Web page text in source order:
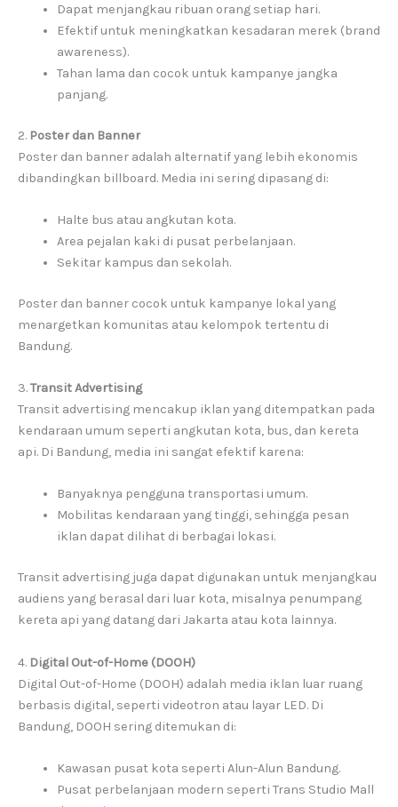
Dapat menjangkau ribuan orang setiap hari.
Efektif untuk meningkatkan kesadaran merek (brand
awareness).
Tahan lama dan cocok untuk kampanye jangka
panjang.
2. Poster dan Banner
Poster dan banner adalah alternatif yang lebih ekonomis
dibandingkan billboard. Media ini sering dipasang di:
Halte bus atau angkutan kota.
Area pejalan kaki di pusat perbelanjaan.
Sekitar kampus dan sekolah.
Poster dan banner cocok untuk kampanye lokal yang
menargetkan komunitas atau kelompok tertentu di
Bandung.
3.Transit Advertising
Transit advertising mencakup iklan yang ditempatkan pada
kendaraan umum seperti angkutan kota, bus, dan kereta
api. Di Bandung, media ini sangat efektif karena:
Banyaknya pengguna transportasi umum.
Mobilitas kendaraan yang tinggi, sehingga pesan
iklan dapat dilihat di berbagai lokasi.
Transit advertising juga dapat digunakan untuk menjangkau
audiens yang berasal dari luar kota, misalnya penumpang
kereta api yang datang dari Jakarta atau kota lainnya.
4. Digital Out-of-Home (DOOH)
Digital Out-of-Home (DOOH) adalah media iklan luar ruang
berbasis digital, seperti videotron atau layar LED. Di
Bandung, DOOH sering ditemukan di:
Kawasan pusat kota seperti Alun-Alun Bandung.
Pusat perbelanjaan modern seperti Trans Studio Mall